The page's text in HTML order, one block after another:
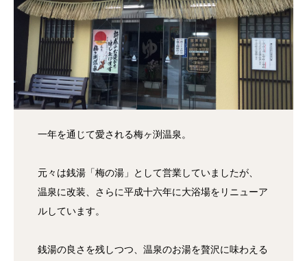
一年を通じて愛される梅ヶ渕温泉。
元々は銭湯「梅の湯」として営業していましたが、
温泉に改装、さらに平成十六年に大浴場をリニューア
ルしています。
銭湯の良さを残しつつ、温泉のお湯を贅沢に味わえる